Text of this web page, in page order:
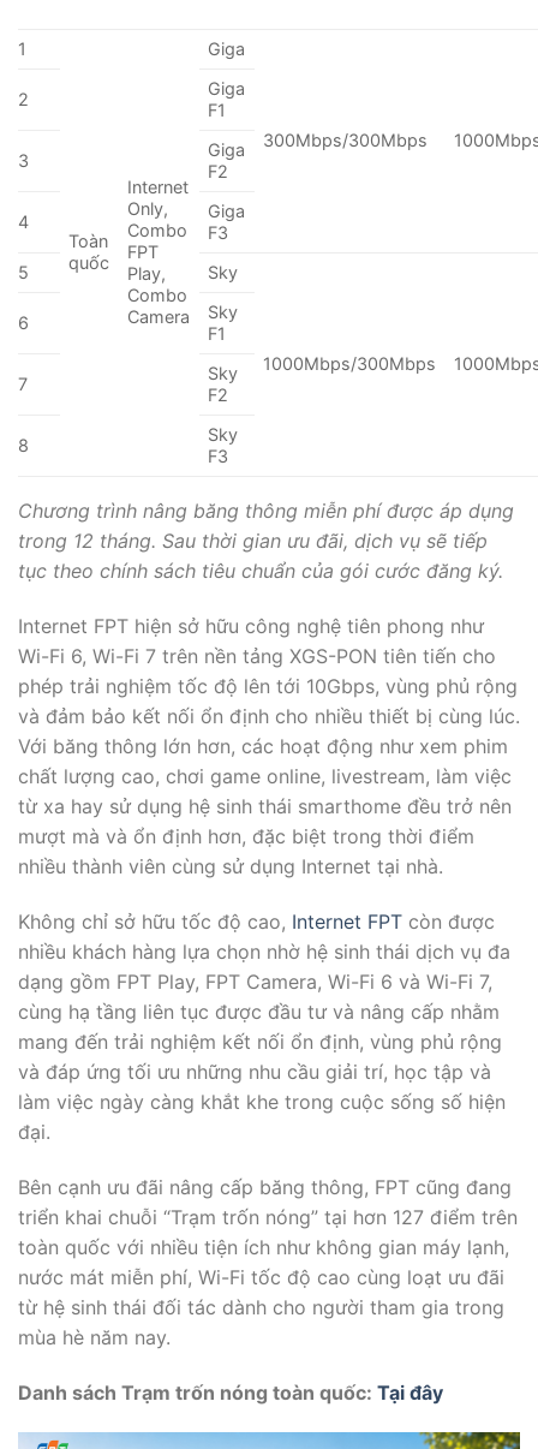
1
Toàn
quốc
Internet
Only,
Combo
FPT
Play,
Combo
Camera
Giga
300Mbps/300Mbps
2
Giga
F1
3
Giga
F2
4
Giga
F3
5
Sky
1000Mbps/300Mbps
6
Sky
F1
7
Sky
F2
8
Sky
F3
Chương trình nâng băng thông miễn phí được áp dụng
trong 12 tháng. Sau thời gian ưu đãi, dịch vụ sẽ tiếp
tục theo chính sách tiêu chuẩn của gói cước đăng ký.
Internet FPT hiện sở hữu công nghệ tiên phong như
Wi-Fi 6, Wi-Fi 7 trên nền tảng XGS-PON tiên tiến cho
phép trải nghiệm tốc độ lên tới 10Gbps, vùng phủ rộng
và đảm bảo kết nối ổn định cho nhiều thiết bị cùng lúc.
Với băng thông lớn hơn, các hoạt động như xem phim
chất lượng cao, chơi game online, livestream, làm việc
từ xa hay sử dụng hệ sinh thái smarthome đều trở nên
mượt mà và ổn định hơn, đặc biệt trong thời điểm
nhiều thành viên cùng sử dụng Internet tại nhà.
Không chỉ sở hữu tốc độ cao, Internet FPT còn được
nhiều khách hàng lựa chọn nhờ hệ sinh thái dịch vụ đa
dạng gồm FPT Play, FPT Camera, Wi-Fi 6 và Wi-Fi 7,
cùng hạ tầng liên tục được đầu tư và nâng cấp nhằm
mang đến trải nghiệm kết nối ổn định, vùng phủ rộng
và đáp ứng tối ưu những nhu cầu giải trí, học tập và
làm việc ngày càng khắt khe trong cuộc sống số hiện
đại.
Bên cạnh ưu đãi nâng cấp băng thông, FPT cũng đang
triển khai chuỗi “Trạm trốn nóng” tại hơn 127 điểm trên
toàn quốc với nhiều tiện ích như không gian máy lạnh,
nước mát miễn phí, Wi-Fi tốc độ cao cùng loạt ưu đãi
từ hệ sinh thái đối tác dành cho người tham gia trong
mùa hè năm nay.
Danh sách Trạm trốn nóng toàn quốc: Tại đây